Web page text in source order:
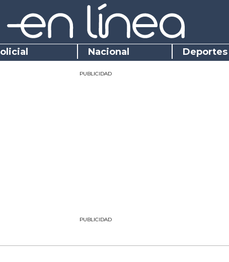
Nacional Deportes
PUBLICIDAD
PUBLICIDAD